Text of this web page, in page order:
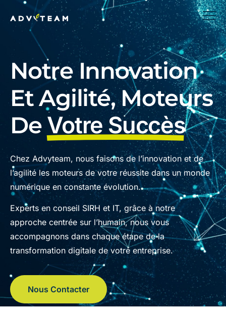
Notre Innovation
Et Agilité, Moteurs
De Votre Succès
Chez Advyteam, nous faisons de l’innovation et de
l’agilité les moteurs de votre réussite dans un monde
numérique en constante évolution.
Experts en conseil SIRH et IT, grâce à notre
approche centrée sur l’humain, nous vous
accompagnons dans chaque étape de la
transformation digitale de votre entreprise.
Nous Contacter